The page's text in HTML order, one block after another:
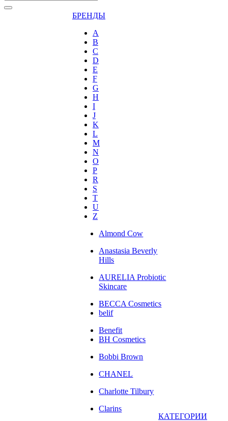
БРЕНДЫ
A
B
C
D
E
F
G
H
I
J
K
L
M
N
O
P
R
S
T
U
Z
Almond Cow
Anastasia Beverly
Hills
AURELIA Probiotic
Skincare
BECCA Cosmetics
belif
Benefit
BH Cosmetics
Bobbi Brown
CHANEL
Charlotte Tilbury
Clarins
КАТЕГОРИИ